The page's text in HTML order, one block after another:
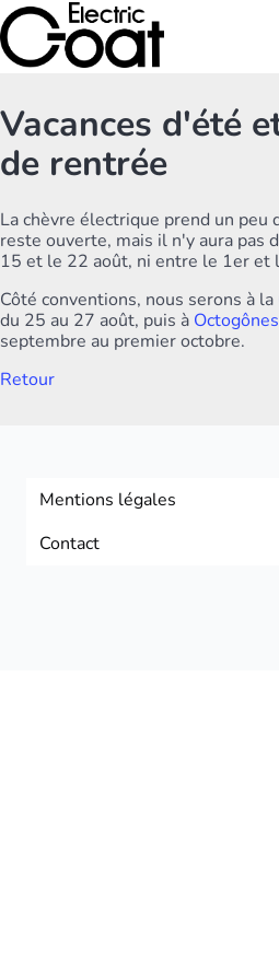
Vacances d'été
de rentrée
La chèvre électrique prend un peu
reste ouverte, mais il n'y aura pas
15 et le 22 août, ni entre le 1er et
Côté conventions, nous serons à la
du 25 au 27 août, puis à Octogônes
septembre au premier octobre.
Retour
Mentions légales
Contact